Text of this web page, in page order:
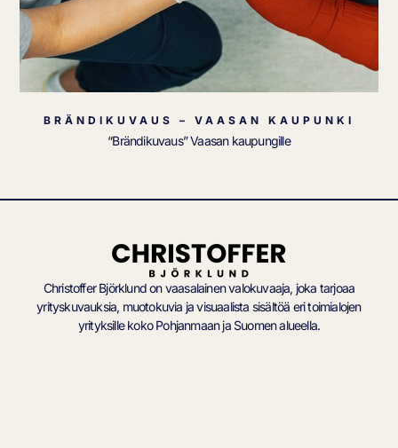
BRÄNDIKUVAUS – VAASAN KAUPUNKI
“Brändikuvaus” Vaasan kaupungille
Christoffer Björklund on vaasalainen valokuvaaja, joka tarjoaa
yrityskuvauksia, muotokuvia ja visuaalista sisältöä eri toimialojen
yrityksille koko Pohjanmaan ja Suomen alueella.